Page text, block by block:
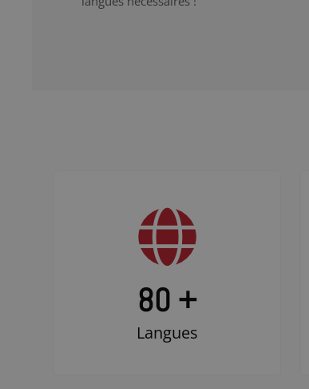
80 +
Langues